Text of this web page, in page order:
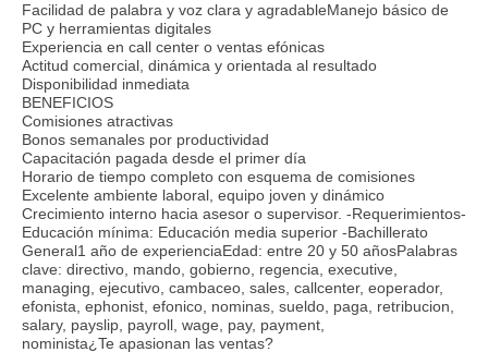
Facilidad de palabra y voz clara y agradableManejo básico de
PC y herramientas digitales
Experiencia en call center o ventas efónicas
Actitud comercial, dinámica y orientada al resultado
Disponibilidad inmediata
BENEFICIOS
Comisiones atractivas
Bonos semanales por productividad
Capacitación pagada desde el primer día
Horario de tiempo completo con esquema de comisiones
Excelente ambiente laboral, equipo joven y dinámico
Crecimiento interno hacia asesor o supervisor. -Requerimientos-
Educación mínima: Educación media superior -Bachillerato
General1 año de experienciaEdad: entre 20 y 50 añosPalabras
clave: directivo, mando, gobierno, regencia, executive,
managing, ejecutivo, cambaceo, sales, callcenter, eoperador,
efonista, ephonist, efonico, nominas, sueldo, paga, retribucion,
salary, payslip, payroll, wage, pay, payment,
nominista¿Te apasionan las ventas?